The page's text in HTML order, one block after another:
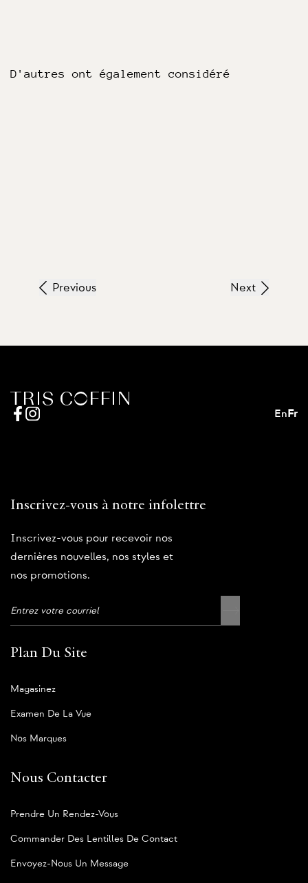
D'autres ont également considéré
Previous Next
En Fr
Inscrivez-vous à notre infolettre
Inscrivez-vous pour recevoir nos
dernières nouvelles, nos styles et
nos promotions.
Plan Du Site
Magasinez
Examen De La Vue
Nos Marques
Nous Contacter
Prendre Un Rendez-Vous
Commander Des Lentilles De Contact
Envoyez-Nous Un Message